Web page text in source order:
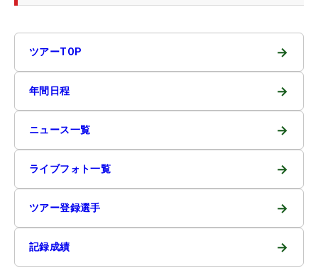
ツアーTOP →
年間日程 →
ニュース一覧 →
ライブフォト一覧 →
ツアー登録選手 →
記録成績 →